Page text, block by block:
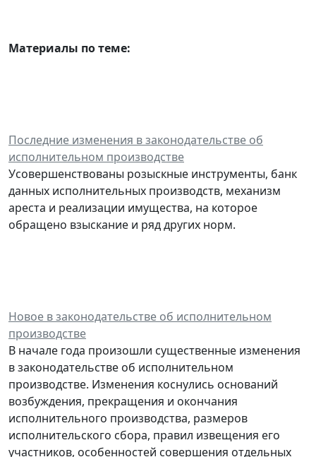
Материалы по теме:
Последние изменения в законодательстве об
исполнительном производстве
Усовершенствованы розыскные инструменты, банк
данных исполнительных производств, механизм
ареста и реализации имущества, на которое
обращено взыскание и ряд других норм.
Новое в законодательстве об исполнительном
производстве
В начале года произошли существенные изменения
в законодательстве об исполнительном
производстве. Изменения коснулись оснований
возбуждения, прекращения и окончания
исполнительного производства, размеров
исполнительского сбора, правил извещения его
участников, особенностей совершения отдельных